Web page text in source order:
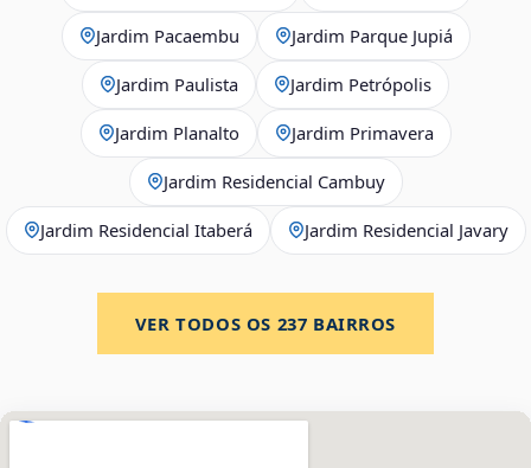
Jardim Pacaembu Jardim Parque Jupiá
Jardim Paulista Jardim Petrópolis
Jardim Planalto Jardim Primavera
Jardim Residencial Cambuy
Jardim Residencial Itaberá Jardim Residencial Javary
VER TODOS OS 237 BAIRROS